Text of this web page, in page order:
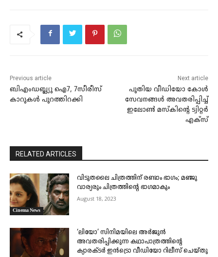
Previous article
ബിഎംഡബ്ല്യു ഐ7, 7സീരീസ്
കാറുകള്‍ പുറത്തിറക്കി
Next article
പുതിയ വീഡിയോ കോള്‍
സേവനങ്ങള്‍ അവതരിപ്പിച്ച്
ഇലോണ്‍ മസ്‌കിന്റെ ട്വിറ്റര്‍
എക്സ്
RELATED ARTICLES
Cinema News
വിടുതലൈ ചിത്രത്തിന് രണ്ടാം ഭാഗം; മഞ്ജു
വാര്യരും ചിത്രത്തിന്റെ ഭാഗമാകും
August 18, 2023
‘ലിയോ’ സിനിമയിലെ അര്‍ജുന്‍
അവതരിപ്പിക്കുന്ന കഥാപാത്രത്തിന്റെ
ക്യാരക്ടര്‍ ഇന്‍ട്രൊ വീഡിയോ റിലീസ് ചെയ്തു